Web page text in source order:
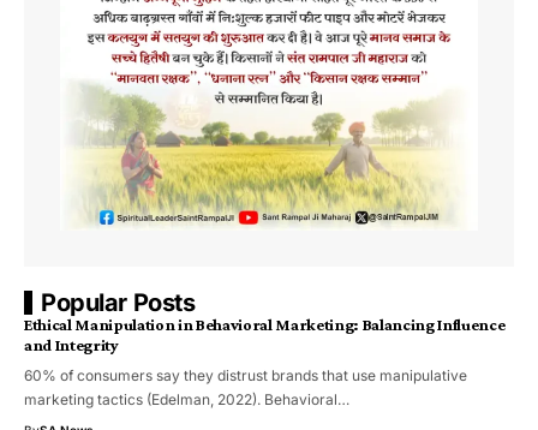
Popular Posts
Ethical Manipulation in Behavioral Marketing: Balancing Influence
and Integrity
60% of consumers say they distrust brands that use manipulative
marketing tactics (Edelman, 2022). Behavioral…